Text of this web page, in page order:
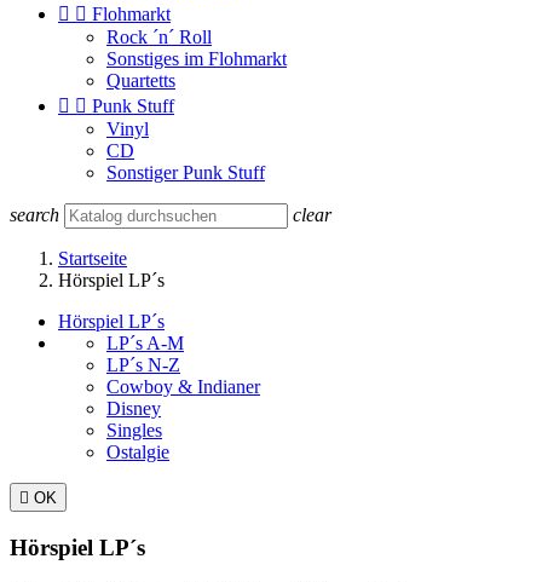
  Flohmarkt
Rock ´n´ Roll
Sonstiges im Flohmarkt
Quartetts
  Punk Stuff
Vinyl
CD
Sonstiger Punk Stuff
search clear
Startseite
Hörspiel LP´s
Hörspiel LP´s
LP´s A-M
LP´s N-Z
Cowboy & Indianer
Disney
Singles
Ostalgie
 OK
Hörspiel LP´s